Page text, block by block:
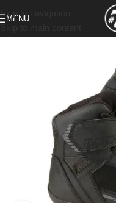
Skip to navigation
MENU